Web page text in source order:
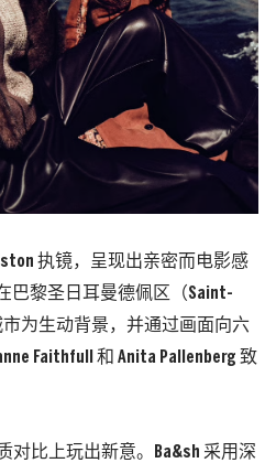
执镜，呈现出亲密而电影感
巴黎圣日耳曼德佩区（Saint-
市为生动背景，并通过画面向六
Faithfull 和 Anita Pallenberg 致
对比上玩出新意。Ba&sh 采用深